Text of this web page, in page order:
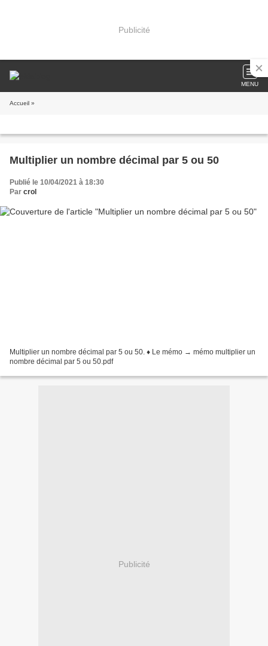
Publicité
MENU
Accueil »
Multiplier un nombre décimal par 5 ou 50
Publié le 10/04/2021 à 18:30
Par crol
Multiplier un nombre décimal par 5 ou 50. ♦ Le mémo → mémo multiplier un
nombre décimal par 5 ou 50.pdf
Publicité